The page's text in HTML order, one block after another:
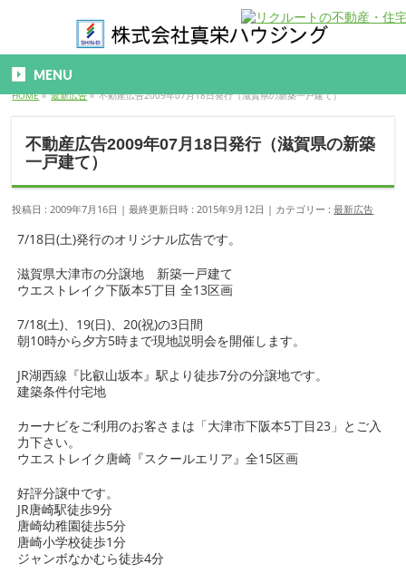
MENU
HOME» 最新広告» 不動産広告2009年07月18日発行（滋賀県の新築一戸建て）
不動産広告2009年07月18日発行（滋賀県の新築
一戸建て）
投稿日 : 2009年7月16日 最終更新日時 : 2015年9月12日 カテゴリー :最新広告
7/18日(土)発行のオリジナル広告です。
滋賀県大津市の分譲地 新築一戸建て
ウエストレイク下阪本5丁目 全13区画
7/18(土)、19(日)、20(祝)の3日間
朝10時から夕方5時まで現地説明会を開催します。
JR湖西線『比叡山坂本』駅より徒歩7分の分譲地です。
建築条件付宅地
カーナビをご利用のお客さまは「大津市下阪本5丁目23」とご入
力下さい。
ウエストレイク唐崎『スクールエリア』全15区画
好評分譲中です。
JR唐崎駅徒歩9分
唐崎幼稚園徒歩5分
唐崎小学校徒歩1分
ジャンボなかむら徒歩4分